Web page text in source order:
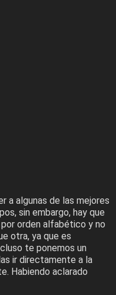
a algunas de las mejores
sin embargo, hay que
orden alfabético y no
otra, ya que es
te ponemos un
ir directamente a la
Habiendo aclarado